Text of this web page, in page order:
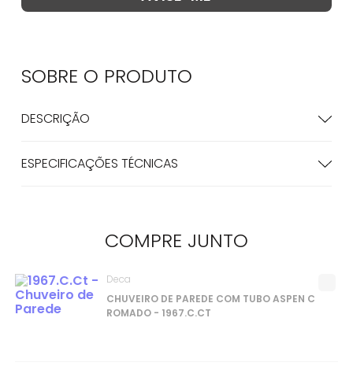
SOBRE O PRODUTO
DESCRIÇÃO
ESPECIFICAÇÕES TÉCNICAS
COMPRE JUNTO
CHUVEIRO DE PAREDE COM TUBO ASPEN C
ROMADO - 1967.C.CT
Deca